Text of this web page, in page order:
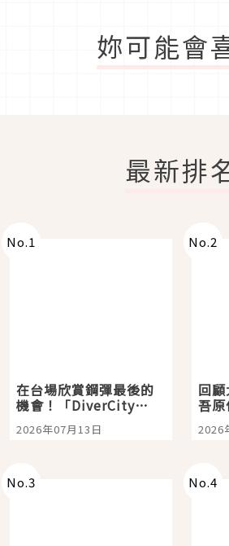
妳可能會
最新排
No.1
在台場欣賞鋼彈最後的
機會！「DiverCity
Tokyo Plaza」搭船、
購物、美食及夜景，一
2026年07月13日
No.2
回
吾
影
2026
No.3 No.4